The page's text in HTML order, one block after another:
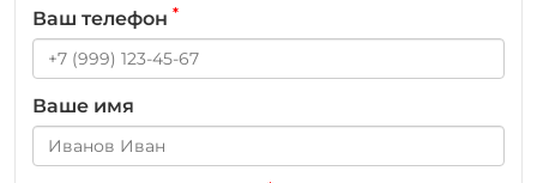
Ваш телефон *
Ваше имя